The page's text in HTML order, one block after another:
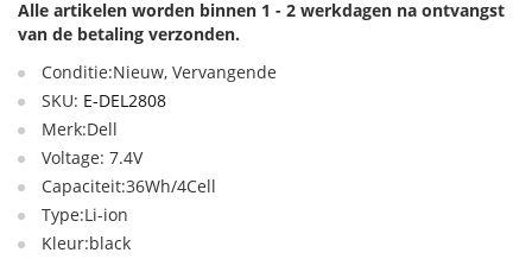
Alle artikelen worden binnen 1 - 2 werkdagen na ontvangst
van de betaling verzonden.
Conditie:Nieuw, Vervangende
SKU: E-DEL2808
Merk:Dell
Voltage: 7.4V
Capaciteit:36Wh/4Cell
Type:Li-ion
Kleur:black